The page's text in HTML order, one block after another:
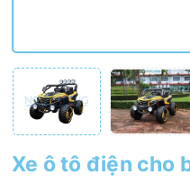
Xe ô tô điện cho